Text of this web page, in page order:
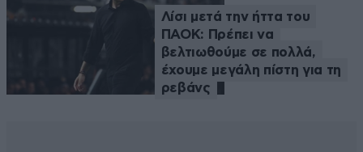
Λίσι μετά την ήττα του
ΠΑΟΚ: Πρέπει να
βελτιωθούμε σε πολλά,
έχουμε μεγάλη πίστη για τη
ρεβάνς